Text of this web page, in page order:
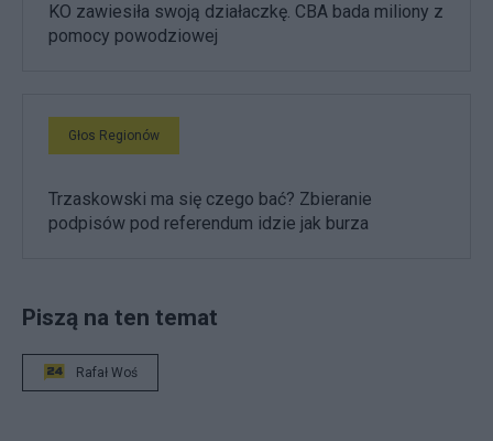
KO zawiesiła swoją działaczkę. CBA bada miliony z
pomocy powodziowej
Głos Regionów
Trzaskowski ma się czego bać? Zbieranie
podpisów pod referendum idzie jak burza
Piszą na ten temat
Rafał Woś